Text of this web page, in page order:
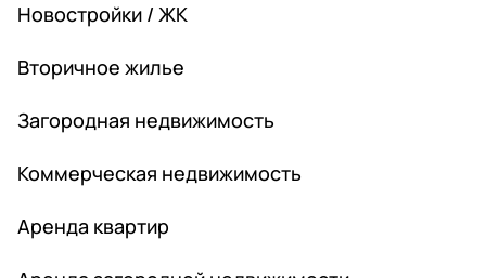
Новостройки / ЖК
Вторичное жилье
Загородная недвижимость
Коммерческая недвижимость
Аренда квартир